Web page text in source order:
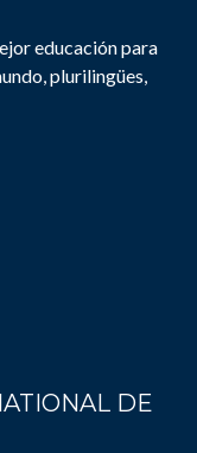
educación para
plurilingües,
DE